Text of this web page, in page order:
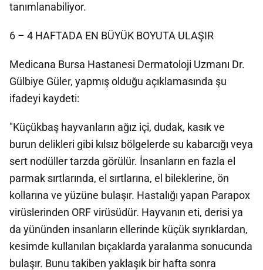
tanımlanabiliyor.
6 – 4 HAFTADA EN BÜYÜK BOYUTA ULAŞIR
Medicana Bursa Hastanesi Dermatoloji Uzmanı Dr.
Gülbiye Güler, yapmış olduğu açıklamasında şu
ifadeyi kaydeti:
"Küçükbaş hayvanların ağız içi, dudak, kasık ve
burun delikleri gibi kılsız bölgelerde su kabarcığı veya
sert nodüller tarzda görülür. İnsanların en fazla el
parmak sırtlarında, el sırtlarına, el bileklerine, ön
kollarına ve yüzüne bulaşır. Hastalığı yapan Parapox
virüslerinden ORF virüsüdür. Hayvanın eti, derisi ya
da yününden insanların ellerinde küçük sıyrıklardan,
kesimde kullanılan bıçaklarda yaralanma sonucunda
bulaşır. Bunu takiben yaklaşık bir hafta sonra